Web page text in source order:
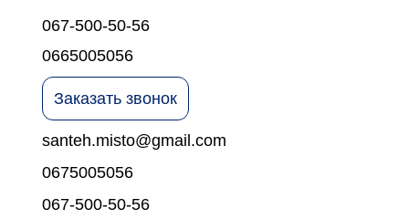
067-500-50-56
0665005056
Заказать звонок
santeh.misto@gmail.com
0675005056
067-500-50-56